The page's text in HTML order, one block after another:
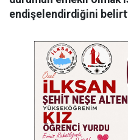
endişelendirdiğini